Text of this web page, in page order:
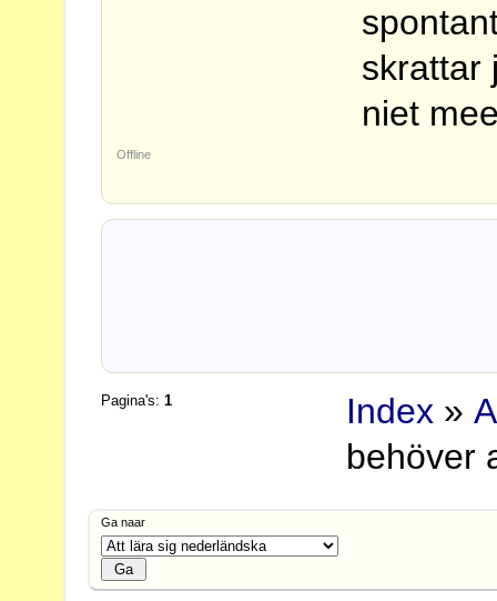
skrattar
niet
Offline
Pagina's:1 Index »
behöver
Ga naar